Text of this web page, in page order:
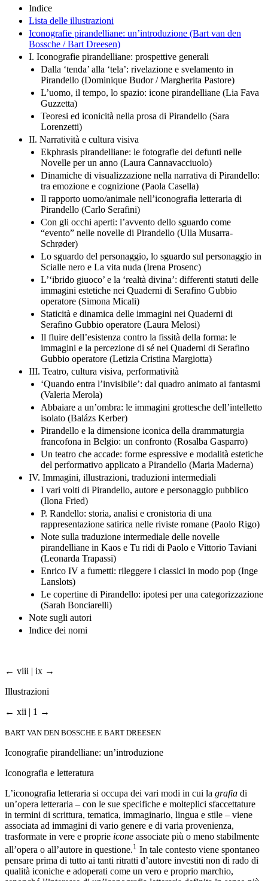
Indice
Lista delle illustrazioni
Iconografie pirandelliane: un’introduzione (Bart van den
Bossche / Bart Dreesen)
I. Iconografie pirandelliane: prospettive generali
Dalla ‘tenda’ alla ‘tela’: rivelazione e svelamento in
Pirandello (Dominique Budor / Margherita Pastore)
L’uomo, il tempo, lo spazio: icone pirandelliane (Lia Fava
Guzzetta)
Teoresi ed iconicità nella prosa di Pirandello (Sara
Lorenzetti)
II. Narratività e cultura visiva
Ekphrasis pirandelliane: le fotografie dei defunti nelle
Novelle per un anno (Laura Cannavacciuolo)
Dinamiche di visualizzazione nella narrativa di Pirandello:
tra emozione e cognizione (Paola Casella)
Il rapporto uomo/animale nell’iconografia letteraria di
Pirandello (Carlo Serafini)
Con gli occhi aperti: l’avvento dello sguardo come
“evento” nelle novelle di Pirandello (Ulla Musarra-
Schrøder)
Lo sguardo del personaggio, lo sguardo sul personaggio in
Scialle nero e La vita nuda (Irena Prosenc)
L’‘ibrido giuoco’ e la ‘realtà divina’: differenti statuti delle
immagini estetiche nei Quaderni di Serafino Gubbio
operatore (Simona Micali)
Staticità e dinamica delle immagini nei Quaderni di
Serafino Gubbio operatore (Laura Melosi)
Il fluire dell’esistenza contro la fissità della forma: le
immagini e la percezione di sé nei Quaderni di Serafino
Gubbio operatore (Letizia Cristina Margiotta)
III. Teatro, cultura visiva, performatività
‘Quando entra l’invisibile’: dal quadro animato ai fantasmi
(Valeria Merola)
Abbaiare a un’ombra: le immagini grottesche dell’intelletto
isolato (Balázs Kerber)
Pirandello e la dimensione iconica della drammaturgia
francofona in Belgio: un confronto (Rosalba Gasparro)
Un teatro che accade: forme espressive e modalità estetiche
del performativo applicato a Pirandello (Maria Maderna)
IV. Immagini, illustrazioni, traduzioni intermediali
I vari volti di Pirandello, autore e personaggio pubblico
(Ilona Fried)
P. Randello: storia, analisi e cronistoria di una
rappresentazione satirica nelle riviste romane (Paolo Rigo)
Note sulla traduzione intermediale delle novelle
pirandelliane in Kaos e Tu ridi di Paolo e Vittorio Taviani
(Leonarda Trapassi)
Enrico IV a fumetti: rileggere i classici in modo pop (Inge
Lanslots)
Le copertine di Pirandello: ipotesi per una categorizzazione
(Sarah Bonciarelli)
Note sugli autori
Indice dei nomi
← viii | ix →
Illustrazioni
← xii | 1 →
BART VAN DEN BOSSCHE E BART DREESEN
Iconografie pirandelliane: un’introduzione
Iconografia e letteratura
L’iconografia letteraria si occupa dei vari modi in cui la grafia di
un’opera letteraria – con le sue specifiche e molteplici sfaccettature
in termini di scrittura, tematica, immaginario, lingua e stile – viene
associata ad immagini di vario genere e di varia provenienza,
trasformate in vere e proprie icone associate più o meno stabilmente
all’opera o all’autore in questione.1 In tale contesto viene spontaneo
pensare prima di tutto ai tanti ritratti d’autore investiti non di rado di
qualità iconiche e adoperati come un vero e proprio marchio,